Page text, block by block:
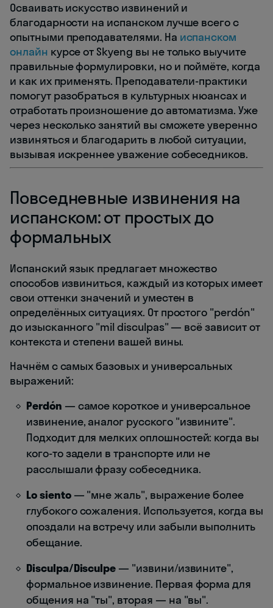
Осваивать искусство извинений и
благодарности на испанском лучше всего с
опытными преподавателями. На испанском
онлайн курсе от Skyeng вы не только выучите
правильные формулировки, но и поймёте, когда
и как их применять. Преподаватели-практики
помогут разобраться в культурных нюансах и
отработать произношение до автоматизма. Уже
через несколько занятий вы сможете уверенно
извиняться и благодарить в любой ситуации,
вызывая искреннее уважение собеседников.
Повседневные извинения на
испанском: от простых до
формальных
Испанский язык предлагает множество
способов извиниться, каждый из которых имеет
свои оттенки значений и уместен в
определённых ситуациях. От простого "perdón"
до изысканного "mil disculpas" — всё зависит от
контекста и степени вашей вины.
Начнём с самых базовых и универсальных
выражений:
Perdón — самое короткое и универсальное
извинение, аналог русского "извините".
Подходит для мелких оплошностей: когда вы
кого-то задели в транспорте или не
расслышали фразу собеседника.
Lo siento— "мне жаль", выражение более
глубокого сожаления. Используется, когда вы
опоздали на встречу или забыли выполнить
обещание.
Disculpa/Disculpe — "извини/извините",
формальное извинение. Первая форма для
общения на "ты", вторая — на "вы".